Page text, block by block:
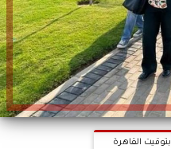
بتوقيت القاهرة